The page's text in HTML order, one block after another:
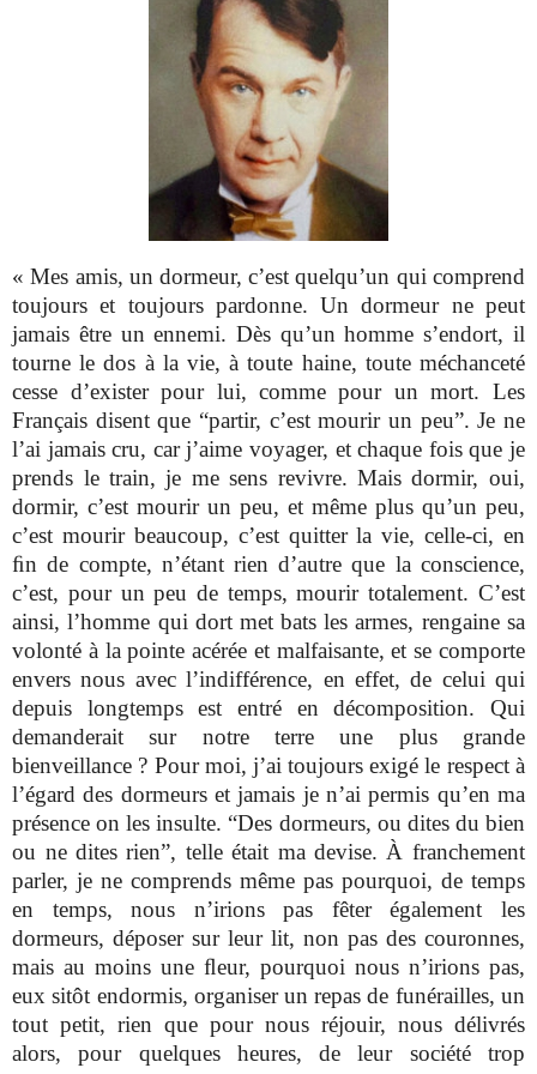
« Mes amis, un dormeur, c’est quelqu’un qui comprend
toujours et toujours pardonne. Un dormeur ne peut
jamais être un ennemi. Dès qu’un homme s’endort, il
tourne le dos à la vie, à toute haine, toute méchanceté
cesse d’exister pour lui, comme pour un mort. Les
Français disent que “partir, c’est mourir un peu”. Je ne
l’ai jamais cru, car j’aime voyager, et chaque fois que je
prends le train, je me sens revivre. Mais dormir, oui,
dormir, c’est mourir un peu, et même plus qu’un peu,
c’est mourir beaucoup, c’est quitter la vie, celle-ci, en
ﬁn de compte, n’étant rien d’autre que la conscience,
c’est, pour un peu de temps, mourir totalement. C’est
ainsi, l’homme qui dort met bats les armes, rengaine sa
volonté à la pointe acérée et malfaisante, et se comporte
envers nous avec l’indifférence, en effet, de celui qui
depuis longtemps est entré en décomposition. Qui
demanderait sur notre terre une plus grande
bienveillance ? Pour moi, j’ai toujours exigé le respect à
l’égard des dormeurs et jamais je n’ai permis qu’en ma
présence on les insulte. “Des dormeurs, ou dites du bien
ou ne dites rien”, telle était ma devise. À franchement
parler, je ne comprends même pas pourquoi, de temps
en temps, nous n’irions pas fêter également les
dormeurs, déposer sur leur lit, non pas des couronnes,
mais au moins une ﬂeur, pourquoi nous n’irions pas,
eux sitôt endormis, organiser un repas de funérailles, un
tout petit, rien que pour nous réjouir, nous délivrés
alors, pour quelques heures, de leur société trop